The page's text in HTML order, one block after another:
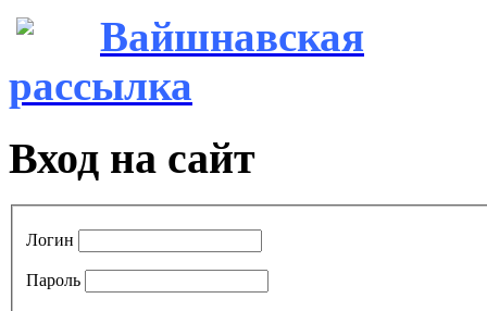
Вайшнавская
рассылка
Вход на сайт
Логин
Пароль